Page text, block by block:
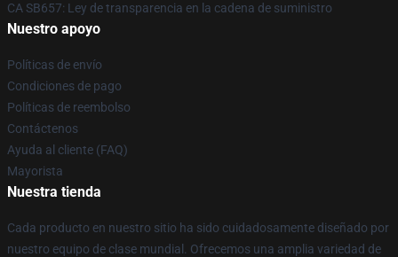
CA SB657: Ley de transparencia en la cadena de suministro
Nuestro apoyo
Políticas de envío
Condiciones de pago
Políticas de reembolso
Contáctenos
Ayuda al cliente (FAQ)
Mayorista
Nuestra tienda
Cada producto en nuestro sitio ha sido cuidadosamente diseñado por
nuestro equipo de clase mundial. Ofrecemos una amplia variedad de